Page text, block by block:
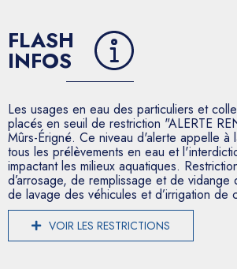
FLASH
INFOS
Les usages en eau des particuliers et
placés en seuil de restriction "ALERTE
Mûrs-Érigné. Ce niveau d'alerte appelle à
tous les prélèvements en eau et
impactant les milieux aquatiques.
d’arrosage, de remplissage et de vidange
de lavage des véhicules et d’irrigation de
VOIR LES RESTRICTIONS